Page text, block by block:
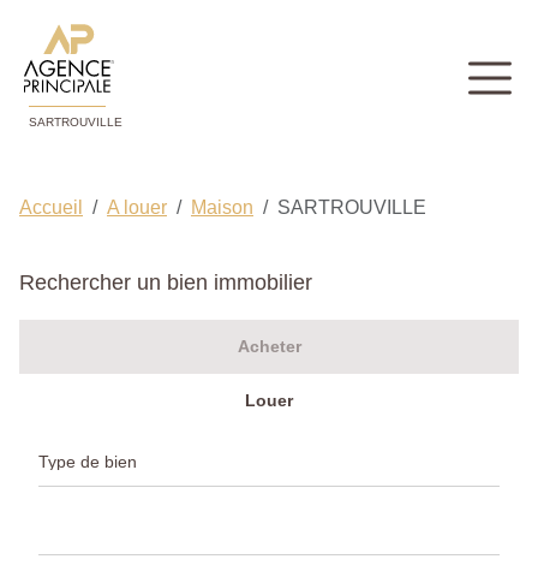
SARTROUVILLE
Accueil A louer Maison SARTROUVILLE
Rechercher un bien immobilier
Acheter
Louer